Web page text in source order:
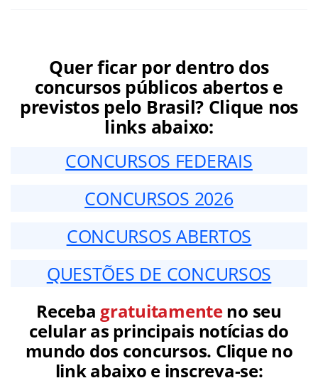
Quer ficar por dentro dos
concursos públicos abertos e
previstos pelo Brasil? Clique nos
links abaixo:
CONCURSOS FEDERAIS
CONCURSOS 2026
CONCURSOS ABERTOS
QUESTÕES DE CONCURSOS
Receba gratuitamenteno seu
celular as principais notícias do
mundo dos concursos. Clique no
link abaixo e inscreva-se: